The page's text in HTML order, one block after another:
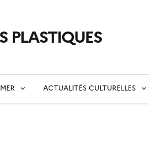
PLASTIQUES
ACTUALITÉS CULTURELLES